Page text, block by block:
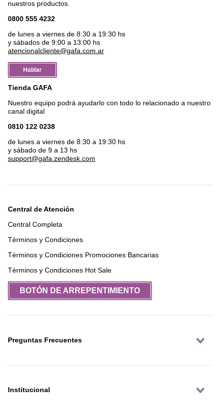
nuestros productos.
0800 555 4232
de lunes a viernes de 8:30 a 19:30 hs
y sábados de 9:00 a 13:00 hs
atencionalcliente@gafa.com.ar
Hablar
Tienda GAFA
Nuestro equipo podrá ayudarlo con todo lo relacionado a nuestro
canal digital
0810 122 0238
de lunes a viernes de 8:30 a 19:30 hs
y sábado de 9 a 13 hs
support@gafa.zendesk.com
Central de Atención
Central Completa
Términos y Condiciones
Términos y Condiciones Promociones Bancarias
Términos y Condiciones Hot Sale
BOTÓN DE ARREPENTIMIENTO
Preguntas Frecuentes
Institucional